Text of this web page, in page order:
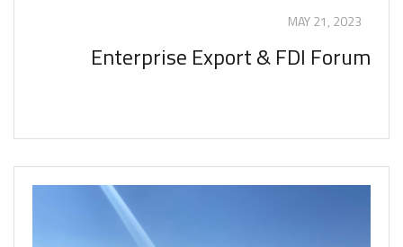
MAY 21, 2023
Enterprise Export & FDI Forum